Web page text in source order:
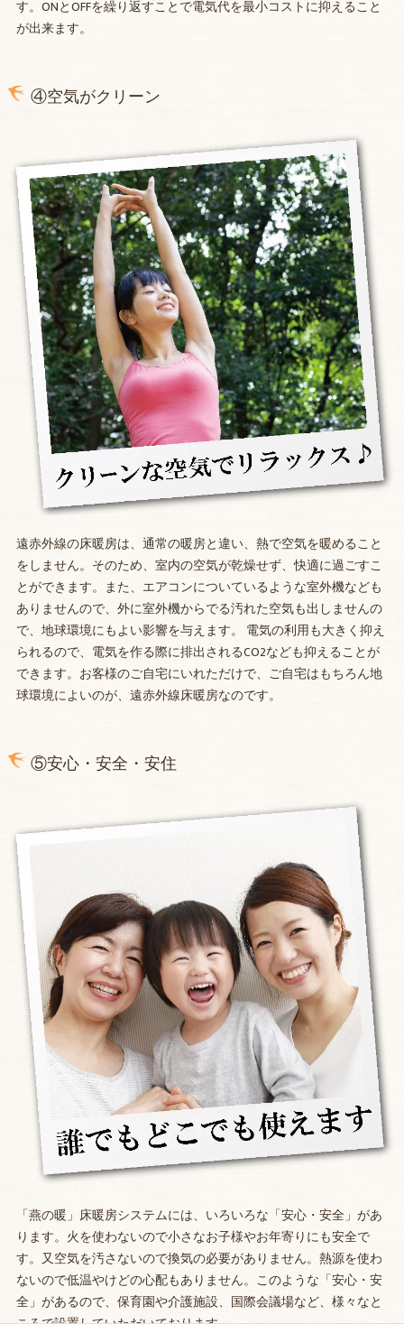
す。ONとOFFを繰り返すことで電気代を最小コストに抑えること
が出来ます。
④空気がクリーン
遠赤外線の床暖房は、通常の暖房と違い、熱で空気を暖めること
をしません。そのため、室内の空気が乾燥せず、快適に過ごすこ
とができます。また、エアコンについているような室外機なども
ありませんので、外に室外機からでる汚れた空気も出しませんの
で、地球環境にもよい影響を与えます。 電気の利用も大きく抑え
られるので、電気を作る際に排出されるCO2なども抑えることが
できます。お客様のご自宅にいれただけで、ご自宅はもちろん地
球環境によいのが、遠赤外線床暖房なのです。
⑤安心・安全・安住
「燕の暖」床暖房システムには、いろいろな「安心・安全」があ
ります。火を使わないので小さなお子様やお年寄りにも安全で
す。又空気を汚さないので換気の必要がありません。熱源を使わ
ないので低温やけどの心配もありません。このような「安心・安
全」があるので、保育園や介護施設、国際会議場など、様々なと